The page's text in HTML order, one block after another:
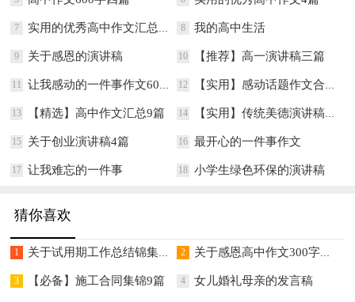
7 实用的优秀高中作文汇总7篇 8 我的高中生活
9 关于感恩的演讲稿 10 【推荐】高一演讲稿三篇
11 让我感动的一件事作文600字 12 【实用】感动话题作文合集10篇
13 【精选】高中作文汇总9篇 14 【实用】传统美德演讲稿3篇
15 关于创业演讲稿4篇 16 最开心的一件事作文
17 让我难忘的一件事 18 小学生绿色环保的演讲稿
猜你喜欢
1 关于试用期工作总结锦集七篇 2 关于感恩高中作文300字集锦八篇
3 【必备】施工合同集锦9篇 4 女儿婚礼母亲的发言稿